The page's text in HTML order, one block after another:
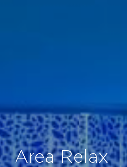
Area Relax